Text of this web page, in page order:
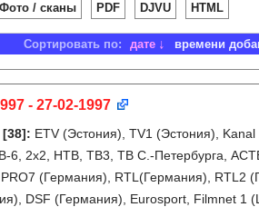
Фото / сканы PDF DJVU HTML
Сортировать по: дате времени
- 27-02-1997
[38]: ETV (Эстония), TV1 (Эстония),
6, 2x2, НТВ, ТВ3, ТВ С.-Петербурга,
(Германия), RTL(Германия), RTL2
DSF (Германия), Eurosport, Filmnet 1